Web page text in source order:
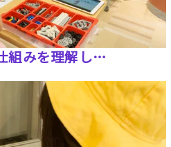
組みを理解し…